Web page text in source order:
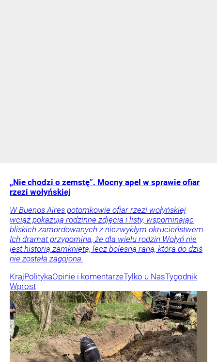
„Nie chodzi o zemstę”. Mocny apel w sprawie ofiar
rzezi wołyńskiej
W Buenos Aires potomkowie ofiar rzezi wołyńskiej
wciąż pokazują rodzinne zdjęcia i listy, wspominając
bliskich zamordowanych z niezwykłym okrucieństwem.
Ich dramat przypomina, że dla wielu rodzin Wołyń nie
jest historią zamkniętą, lecz bolesną raną, która do dziś
nie została zagojona.
KrajPolitykaOpinie i komentarzeTylko u NasTygodnik
Wprost